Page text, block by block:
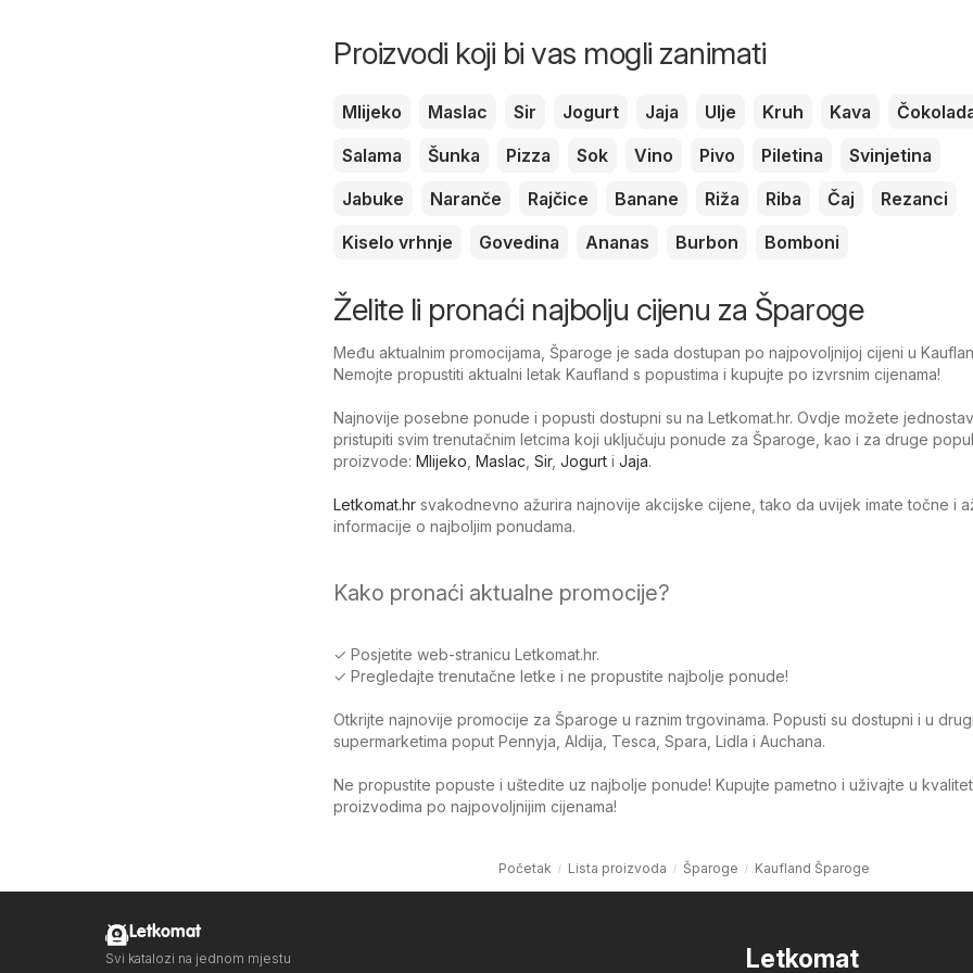
Proizvodi koji bi vas mogli zanimati
Mlijeko Maslac Sir Jogurt Jaja Ulje Kruh Kava
Salama
Šunka Pizza Sok Vino Pivo Piletina
Svinjetina
Jabuke
Naranče Rajčice Banane Riža Riba Čaj
Rezanci
Kiselo vrhnje
Govedina Ananas Burbon Bomboni
Želite li pronaći najbolju cijenu za Šparoge
Među aktualnim promocijama, Šparoge je sada dostupan po najpovoljnijoj cijeni u
Nemojte propustiti aktualni letak Kaufland s popustima i kupujte po izvrsnim cijenama!
Najnovije posebne ponude i popusti dostupni su na Letkomat.hr. Ovdje možete
pristupiti svim trenutačnim letcima koji uključuju ponude za Šparoge, kao i za druge
proizvode: Mlijeko Maslac Sir, Jogurt i Jaja.
Letkomat.hr svakodnevno ažurira najnovije akcijske cijene, tako da uvijek imate točne i
informacije o najboljim ponudama.
Kako pronaći aktualne promocije?
✓ Posjetite web-stranicu Letkomat.hr.
✓ Pregledajte trenutačne letke i ne propustite najbolje ponude!
Otkrijte najnovije promocije za Šparoge u raznim trgovinama. Popusti su dostupni i u
supermarketima poput Pennyja, Aldija, Tesca, Spara, Lidla i Auchana.
Ne propustite popuste i uštedite uz najbolje ponude! Kupujte pametno i uživajte u
proizvodima po najpovoljnijim cijenama!
Početak Lista proizvoda Šparoge Kaufland Šparoge
Letkomat
Letkomat
Svi katalozi na jednom mjestu